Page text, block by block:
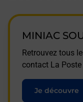
MINIAC
Retrouvez tous
contact La
Je découvre